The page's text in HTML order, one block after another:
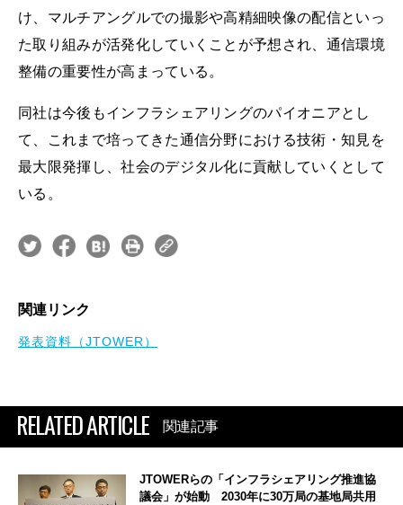
け、マルチアングルでの撮影や高精細映像の配信といっ
た取り組みが活発化していくことが予想され、通信環境
整備の重要性が高まっている。
同社は今後もインフラシェアリングのパイオニアとし
て、これまで培ってきた通信分野における技術・知見を
最大限発揮し、社会のデジタル化に貢献していくとして
いる。
関連リンク
発表資料（JTOWER）
RELATED ARTICLE 関連記事
JTOWERらの「インフラシェアリング推進協
議会」が始動 2030年に30万局の基地局共用